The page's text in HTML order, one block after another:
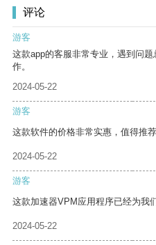
评论
游客
这款app的客服非常专业，遇到问
作。
2024-05-22
游客
这款软件的价格非常实惠，值得推荐
2024-05-22
游客
这款加速器VPM应用程序已经为我
2024-05-22